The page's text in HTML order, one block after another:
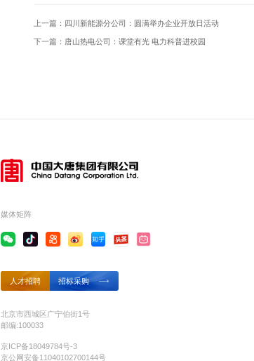
上一篇： 四川新能源分公司：圆满举办企业开放日活动
下一篇： 唐山热电公司：课堂有光 电力科普进校园
媒体矩阵
人才招聘 招标采购
北京市西城区广宁伯街1号
邮编:100033
京ICP备18049784号-3
京公网安备11040102700144号